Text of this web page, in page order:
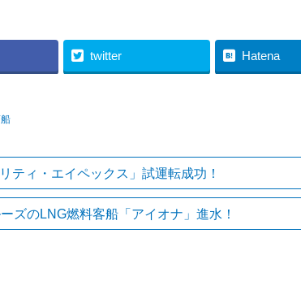
twitter Hatena
ティ・エイペックス」試運転成功！
ズのLNG燃料客船「アイオナ」進水！